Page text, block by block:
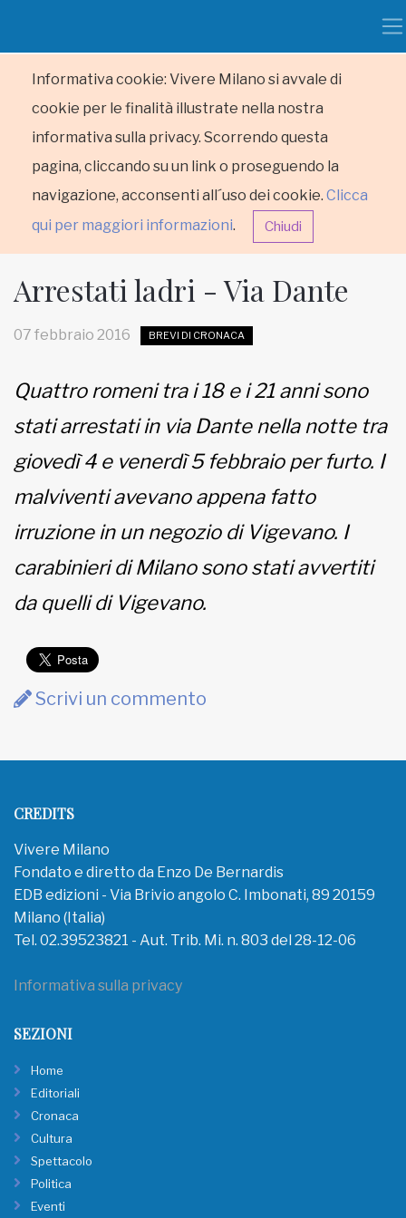
Informativa cookie: Vivere Milano si avvale di
cookie per le finalità illustrate nella nostra
informativa sulla privacy. Scorrendo questa
pagina, cliccando su un link o proseguendo la
navigazione, acconsenti all´uso dei cookie. Clicca
qui per maggiori informazioni. Chiudi
Inviateci le vostre segnalazioni
www.viveremilano.info
Bernardis
Imbonati, 89 20159 Milano (Italia)
Informativa sulla privacy
Arrestati ladri - Via Dante
07 febbraio 2016 BREVI DI CRONACA
Quattro romeni tra i 18 e i 21 anni sono
stati arrestati in via Dante nella notte tra
giovedì 4 e venerdì 5 febbraio per furto. I
malviventi avevano appena fatto
irruzione in un negozio di Vigevano. I
carabinieri di Milano sono stati avvertiti
da quelli di Vigevano.
Scrivi un commento
CREDITS
Vivere Milano
Fondato e diretto da Enzo De Bernardis
EDB edizioni - Via Brivio angolo C. Imbonati, 89 20159
Milano (Italia)
Tel. 02.39523821 - Aut. Trib. Mi. n. 803 del 28-12-06
Informativa sulla privacy
SEZIONI
Home
Editoriali
Cronaca
Cultura
Spettacolo
Politica
Eventi